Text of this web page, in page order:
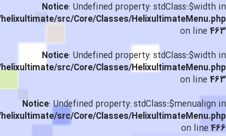
Notice: Undefined property: stdClass::$width in
src/Core/Classes/HelixultimateMenu.php
on line463
Notice: Undefined property: stdClass::$width in
src/Core/Classes/HelixultimateMenu.php
on line463
Notice: Undefined property: stdClass::$menualign in
src/Core/Classes/HelixultimateMenu.php
on line466